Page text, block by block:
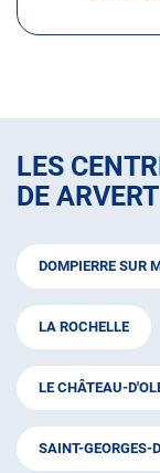
LES
DE ARVERT
DOMPIERRE SUR
LA ROCHELLE
LE CHÂTEAU-
SAINT-GEORGES-